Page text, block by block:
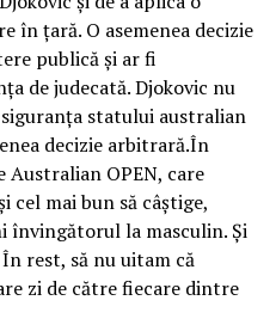
în țară. O asemenea decizie
publică și ar fi
de judecată. Djokovic nu
statului australian
decizie arbitrară.În
Australian OPEN, care
cel mai bun să câștige,
învingătorul la masculin. Și
rest, să nu uitam că
zi de către fiecare dintre